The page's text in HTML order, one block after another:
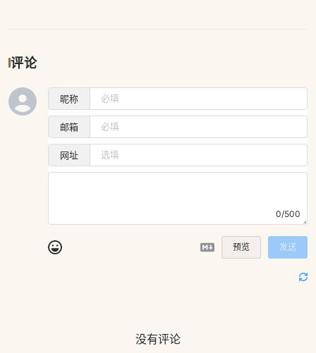
评论
昵称
邮箱
网址
0/500
预览 发送
没有评论